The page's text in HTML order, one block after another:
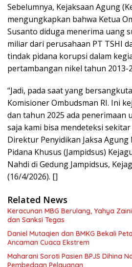
Sebelumnya, Kejaksaan Agung
mengungkapkan bahwa Ketua
Susanto diduga menerima uang
miliar dari perusahaan PT TSHI
tindak pidana korupsi dalam
pertambangan nikel tahun 2013-
“Jadi, pada saat yang
Komisioner Ombudsman RI. Ini
dan tahun 2025 ada penerimaan
saja kami bisa mendeteksi sekitar
Direktur Penyidikan Jaksa
Pidana Khusus (Jampidsus)
Nahdi di Gedung Jampidsus,
(16/4/2026). []
Related News
Keracunan MBG Berulang, Yahya
dan Sanksi Tegas
Daniel Mutaqien dan BMKG Bekali
Ancaman Cuaca Ekstrem
Maharani Soroti Pasien BPJS Dihina
Pembedaan Pelayanan